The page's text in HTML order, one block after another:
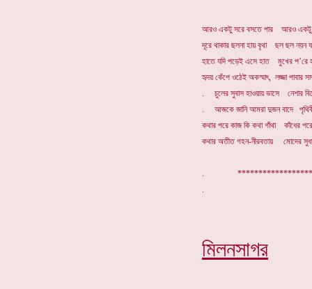
আরও একটু সরে বসতে পার আরও একটু
দূরে থাকার ছলনা হায় বৃথা ছল ছল নয়ন
হাতে যদি পড়েই এসে হাত মুখের প’রে
হৃদয় কেঁপে ওঠেই অকস্মাৎ, লজ্জা পাবার
. চুলের সুবাস হাওয়ায় ভাসে নেশার
. আজকে জানি আমরা দুজন বাদে পৃথিবী
কথার পরে কাজ কি কথা গাঁথা কাঁধের
কথার অতীত গহন-নীরবতায় মোদের সুধার
.
মিলনসাগর